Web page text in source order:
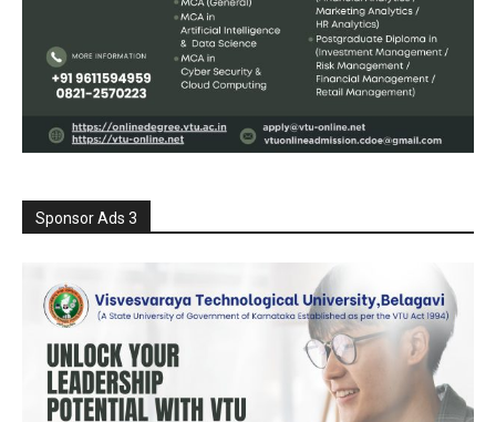
Sponsor Ads 3